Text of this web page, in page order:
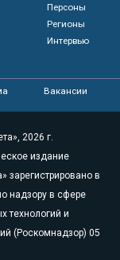
Персоны
Регионы
Интервью
Вакансии
2026 г.
издание
зарегистрировано в
надзору в сфере
технологий и
(Роскомнадзор) 05